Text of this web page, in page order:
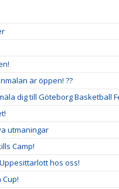
är öppen! ??
dig till Göteborg Basketball
utmaningar
Camp!
hos oss!